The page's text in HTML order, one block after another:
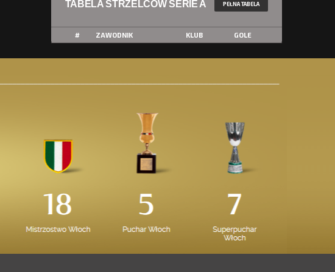
TABELA STRZELCÓW SERIE A PEŁNA TABELA
# ZAWODNIK KLUB GOLE